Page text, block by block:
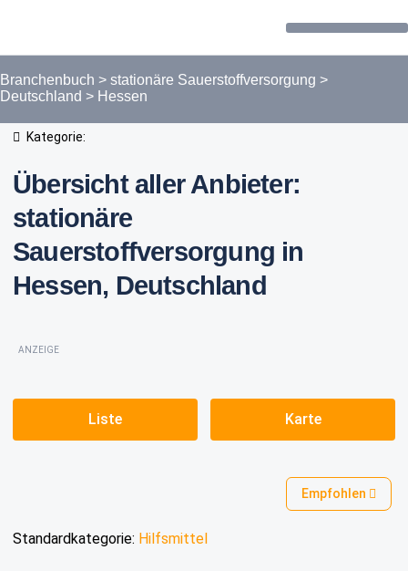
Branchenbuch > stationäre Sauerstoffversorgung >
Deutschland > Hessen
Kategorie:
Übersicht aller Anbieter:
stationäre
Sauerstoffversorgung in
Hessen, Deutschland
ANZEIGE
Liste Karte
Empfohlen
Standardkategorie: Hilfsmittel